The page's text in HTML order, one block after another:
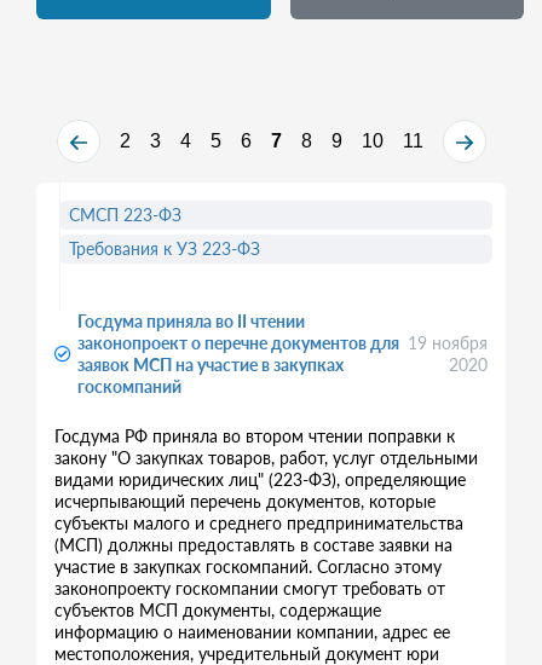
2 3 4 5 6 7 8 9 10 11
Госдума приняла во II чтении
законопроект о перечне документов для
заявок МСП на участие в закупках
госкомпаний
19 ноября
2020
Госдума РФ приняла во втором чтении поправки к
закону "О закупках товаров, работ, услуг отдельными
видами юридических лиц" (223-ФЗ), определяющие
исчерпывающий перечень документов, которые
субъекты малого и среднего предпринимательства
(МСП) должны предоставлять в составе заявки на
участие в закупках госкомпаний. Согласно этому
законопроекту госкомпании смогут требовать от
субъектов МСП документы, содержащие
информацию о наименовании компании, адрес ее
местоположения, учредительный документ юри
СМСП 223-ФЗ
Требования к УЗ 223-ФЗ